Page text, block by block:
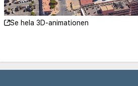
Se hela 3D-animationen